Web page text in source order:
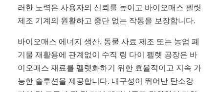
러한 노력은 사용자의 신뢰를 높이고 바이오매스 펠릿
제조 기계의 원활하고 중단 없는 작동을 보장합니다.
바이오매스 에너지 생산, 동물 사료 제조 또는 농업 폐
기물 재활용에 관계없이 수직 링 다이 펠렛 공장은 바
이오매스 재료를 펠렛화하기 위한 효율적이고 지속 가
능한 솔루션을 제공합니다. 내구성이 뛰어난 탄소강